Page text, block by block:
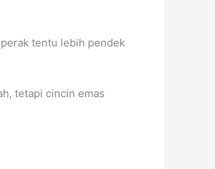
tentu lebih pendek
tetapi cincin emas